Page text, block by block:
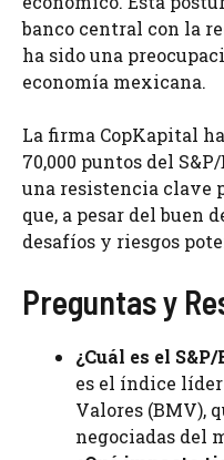
banco central con la
ha sido una
economía mexicana.
La firma CopKapital
70,000 puntos del
una resistencia clave
que, a pesar del buen
desafíos y riesgos
Preguntas y
¿Cuál es el
es el índice
Valores (BMV),
negociadas del